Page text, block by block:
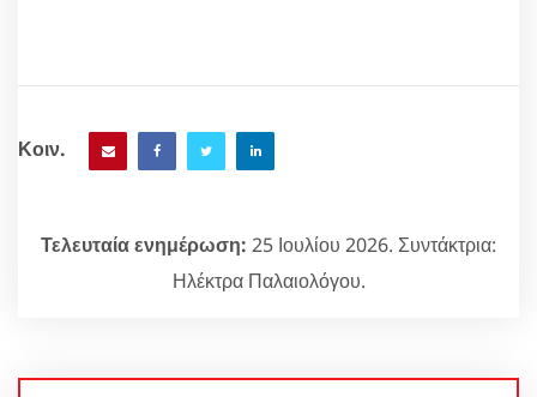
Κοιν.
Τελευταία ενημέρωση: 25 Ιουλίου 2026. Συντάκτρια:
Ηλέκτρα Παλαιολόγου.